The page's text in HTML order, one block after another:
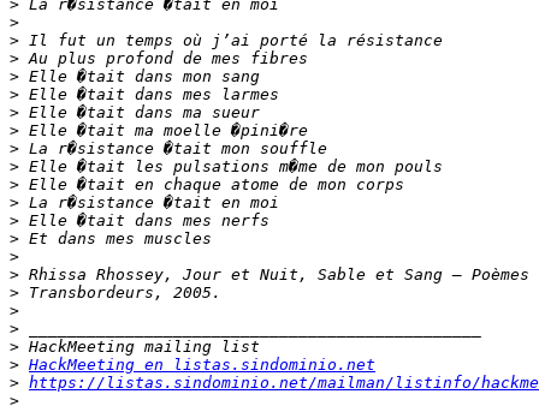
>
>
>
>
>
>
>
>
>
>
>
>
>
>
>
>
>
>
>
>
> HackMeeting en listas.sindominio.net
> https://listas.sindominio.net/mailman/listinfo/
>